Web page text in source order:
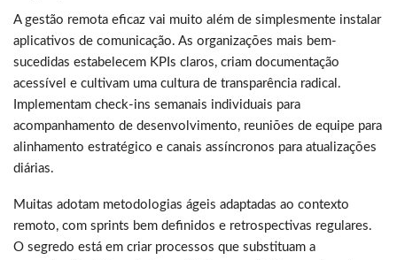
A gestão remota eficaz vai muito além de simplesmente instalar
aplicativos de comunicação. As organizações mais bem-
sucedidas estabelecem KPIs claros, criam documentação
acessível e cultivam uma cultura de transparência radical.
Implementam check-ins semanais individuais para
acompanhamento de desenvolvimento, reuniões de equipe para
alinhamento estratégico e canais assíncronos para atualizações
diárias.
Muitas adotam metodologias ágeis adaptadas ao contexto
remoto, com sprints bem definidos e retrospectivas regulares.
O segredo está em criar processos que substituam a